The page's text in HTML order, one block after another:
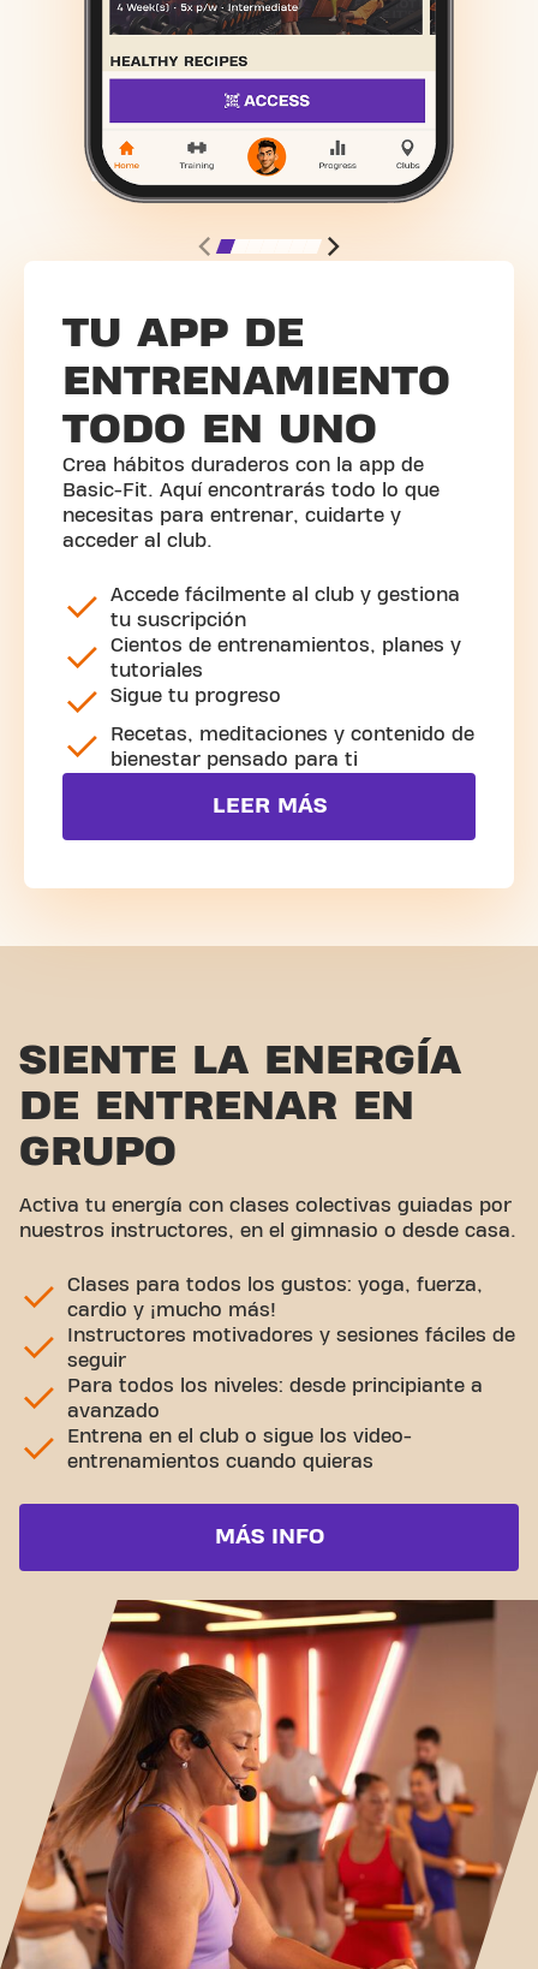
TU APP DE
ENTRENAMIENTO
TODO EN UNO
Crea hábitos duraderos con la app de
Basic-Fit. Aquí encontrarás todo lo que
necesitas para entrenar, cuidarte y
acceder al club.
Accede fácilmente al club y gestiona
tu suscripción
Cientos de entrenamientos, planes y
tutoriales
Sigue tu progreso
Recetas, meditaciones y contenido de
bienestar pensado para ti
LEER MÁS
SIENTE LA ENERGÍA
DE ENTRENAR EN
GRUPO
Activa tu energía con clases colectivas guiadas por
nuestros instructores, en el gimnasio o desde casa.
Clases para todos los gustos: yoga, fuerza,
cardio y ¡mucho más!
Instructores motivadores y sesiones fáciles de
seguir
Para todos los niveles: desde principiante a
avanzado
Entrena en el club o sigue los video-
entrenamientos cuando quieras
MÁS INFO